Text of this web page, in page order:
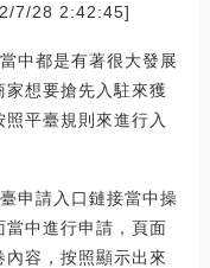
7/28 2:42:45]
中都是有著很大發展
想要搶先入駐來獲
平臺規則來進行入
申請入口鏈接當中操
中進行申請，頁面
容，按照顯示出來